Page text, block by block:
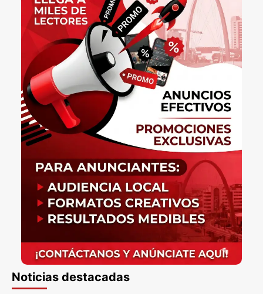
Noticias destacadas